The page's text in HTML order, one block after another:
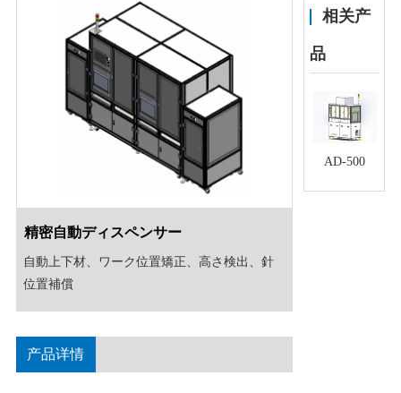
精密自動ディスペンサー
自動上下材、ワーク位置矯正、高さ検出、針
位置補償
产品详情
相关产
品
AD-500